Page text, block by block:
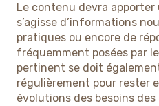
Le contenu devra apporter
s’agisse d’informations
pratiques ou encore de
fréquemment posées par
pertinent se doit
régulièrement pour rester
évolutions des besoins